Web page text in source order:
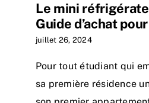
Le mini
Guide d’achat
juillet 26, 2024
Pour tout étudiant qui
sa première résidence